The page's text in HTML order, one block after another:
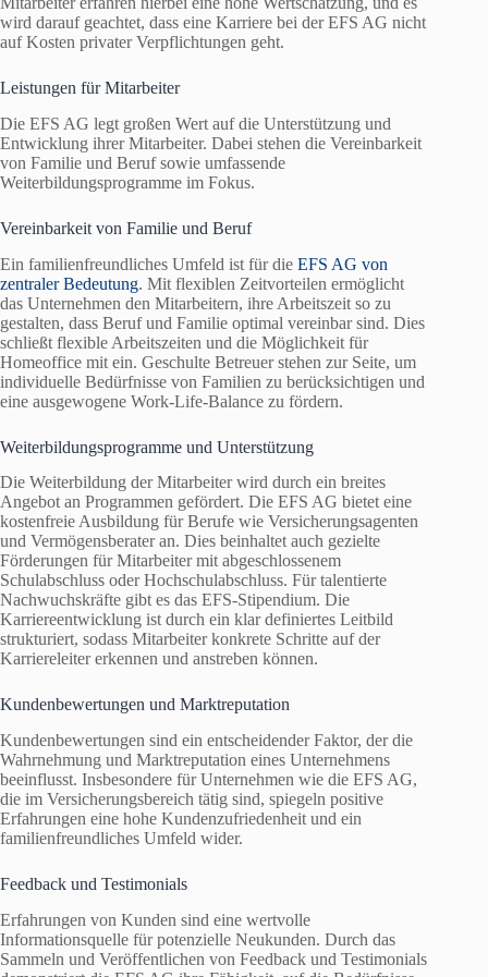
wird darauf geachtet, dass eine Karriere bei der EFS AG nicht
auf Kosten privater Verpflichtungen geht.
Leistungen für Mitarbeiter
Die EFS AG legt großen Wert auf die Unterstützung und
Entwicklung ihrer Mitarbeiter. Dabei stehen die Vereinbarkeit
von Familie und Beruf sowie umfassende
Weiterbildungsprogramme im Fokus.
Vereinbarkeit von Familie und Beruf
Ein familienfreundliches Umfeld ist für die EFS AG von
zentraler Bedeutung. Mit flexiblen Zeitvorteilen ermöglicht
das Unternehmen den Mitarbeitern, ihre Arbeitszeit so zu
gestalten, dass Beruf und Familie optimal vereinbar sind. Dies
schließt flexible Arbeitszeiten und die Möglichkeit für
Homeoffice mit ein. Geschulte Betreuer stehen zur Seite, um
individuelle Bedürfnisse von Familien zu berücksichtigen und
eine ausgewogene Work-Life-Balance zu fördern.
Weiterbildungsprogramme und Unterstützung
Die Weiterbildung der Mitarbeiter wird durch ein breites
Angebot an Programmen gefördert. Die EFS AG bietet eine
kostenfreie Ausbildung für Berufe wie Versicherungsagenten
und Vermögensberater an. Dies beinhaltet auch gezielte
Förderungen für Mitarbeiter mit abgeschlossenem
Schulabschluss oder Hochschulabschluss. Für talentierte
Nachwuchskräfte gibt es das EFS-Stipendium. Die
Karriereentwicklung ist durch ein klar definiertes Leitbild
strukturiert, sodass Mitarbeiter konkrete Schritte auf der
Karriereleiter erkennen und anstreben können.
Kundenbewertungen und Marktreputation
Kundenbewertungen sind ein entscheidender Faktor, der die
Wahrnehmung und Marktreputation eines Unternehmens
beeinflusst. Insbesondere für Unternehmen wie die EFS AG,
die im Versicherungsbereich tätig sind, spiegeln positive
Erfahrungen eine hohe Kundenzufriedenheit und ein
familienfreundliches Umfeld wider.
Feedback und Testimonials
Erfahrungen von Kunden sind eine wertvolle
Informationsquelle für potenzielle Neukunden. Durch das
Sammeln und Veröffentlichen von Feedback und Testimonials